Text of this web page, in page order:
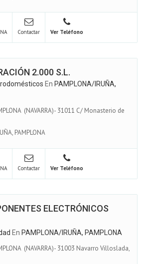
Contactar Ver Teléfono
2.000 S.L.
En PAMPLONA/IRUÑA,
(NAVARRA)- 31011 C/ Monasterio de
PAMPLONA
Contactar Ver Teléfono
ELECTRÓNICOS
En PAMPLONA/IRUÑA, PAMPLONA
(NAVARRA)- 31003 Navarro Villoslada,